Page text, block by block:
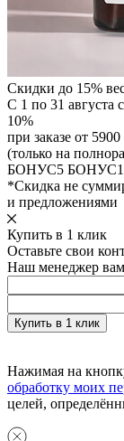
Скидки до 15%
С 1 по 31 августа
10%
при заказе от
(только на
БОНУС5
*Скидка не
и предложениями
Купить в 1 клик
Оставьте свои
Наш менеджер
Нажимая на
обработку моих
целей,